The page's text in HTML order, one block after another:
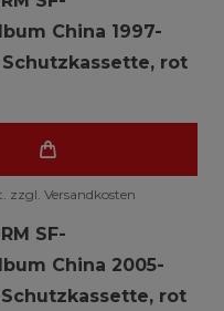
China 1997-
rot
zzgl. Versandkosten
SF-
China 2005-
rot